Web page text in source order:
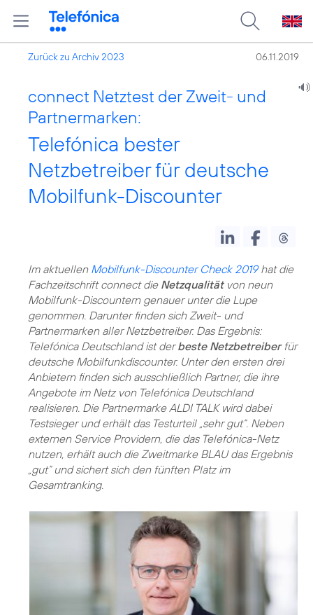
Zurück zu Archiv 2023 06.11.2019
connect Netztest der Zweit- und
Partnermarken:
Telefónica bester
Netzbetreiber für deutsche
Mobilfunk-Discounter
Im aktuellen Mobilfunk-Discounter Check 2019hat die
Fachzeitschrift connect die Netzqualitätvon neun
Mobilfunk-Discountern genauer unter die Lupe
genommen. Darunter finden sich Zweit- und
Partnermarken aller Netzbetreiber. Das Ergebnis:
Telefónica Deutschland ist derbeste Netzbetreiberfür
deutsche Mobilfunkdiscounter. Unter den ersten drei
Anbietern finden sich ausschließlich Partner, die ihre
Angebote im Netz von Telefónica Deutschland
realisieren. Die Partnermarke ALDI TALK wird dabei
Testsieger und erhält das Testurteil „sehr gut“. Neben
externen Service Providern, die das Telefónica-Netz
nutzen, erhält auch die Zweitmarke BLAU das Ergebnis
„gut“ und sichert sich den fünften Platz im
Gesamtranking.